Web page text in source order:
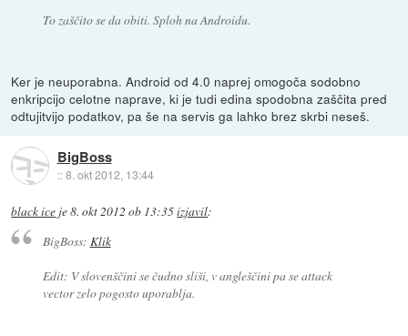
To zaščito se da obiti. Sploh na Androidu.
Ker je neuporabna. Android od 4.0 naprej omogoča sodobno
enkripcijo celotne naprave, ki je tudi edina spodobna zaščita pred
odtujitvijo podatkov, pa še na servis ga lahko brez skrbi neseš.
BigBoss
::8. okt 2012, 13:44
black ice je8. okt 2012 ob 13:35izjavil:
BigBoss: Klik
Edit: V slovenščini se čudno sliši, v angleščini pa se attack
vector zelo pogosto uporablja.